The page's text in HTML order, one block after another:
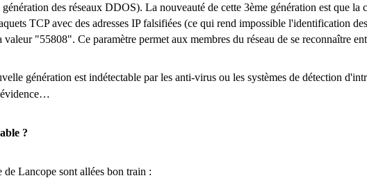
des réseaux DDOS). La nouveauté de cette 3ème génération est que la
TCP avec des adresses IP falsifiées (ce qui rend impossible l'identification
"55808". Ce paramètre permet aux membres du réseau de se reconnaître
génération est indétectable par les anti-virus ou les systèmes de détection
évidence…
?
Lancope sont allées bon train :